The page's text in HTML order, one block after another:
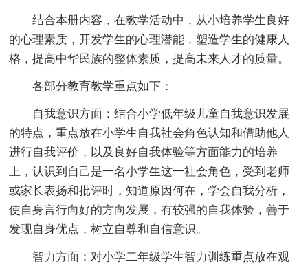
结合本册内容，在教学活动中，从小培养学生良好
的心理素质，开发学生的心理潜能，塑造学生的健康人
格，提高中华民族的整体素质，提高未来人才的质量。
各部分教育教学重点如下：
自我意识方面：结合小学低年级儿童自我意识发展
的特点，重点放在小学生自我社会角色认知和借助他人
进行自我评价，以及良好自我体验等方面能力的培养
上，认识到自己是一名小学生这一社会角色，受到老师
或家长表扬和批评时，知道原因何在，学会自我分析，
使自身言行向好的方向发展，有较强的自我体验，善于
发现自身优点，树立自尊和自信意识。
智力方面：对小学二年级学生智力训练重点放在观